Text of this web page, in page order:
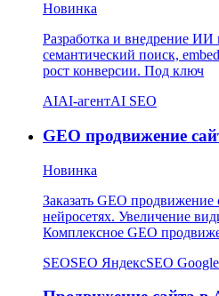
Новинка
Разработка и внедрение ИИ
семантический поиск,
рост конверсии. Под ключ
AIAI-агентAI SEO
GEO продвижение
Новинка
Заказать GEO
нейросетях. Увеличение
Комплексное GEO
SEOSEO ЯндексSEO Google